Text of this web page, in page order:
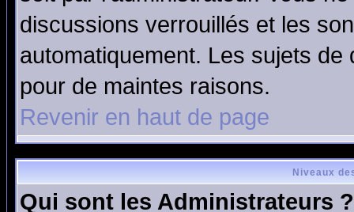
discussions verrouillés et les
automatiquement. Les sujets
pour de maintes raisons.
Revenir en haut de page
Niveaux
Qui sont les Administrateurs ?